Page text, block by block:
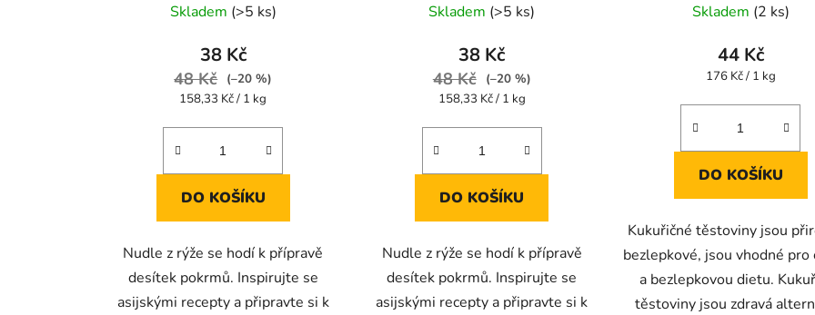
hodnocení
produktu
je
5,0
5
Skladem (>5 ks)
38 Kč
48 Kč (–20 %)
Měrná
158,33 Kč / 1 kg
DO KOŠÍKU
Nudle z rýže se hodí k přípravě
desítek pokrmů. Inspirujte se
asijskými recepty a připravte si k
hodnocení
produktu
je
5,0
5
Skladem (>5 ks)
38 Kč
48 Kč
(–20 %)
Měrná
158,33 Kč / 1 kg
DO KOŠÍKU
Nudle z rýže se hodí k přípravě
desítek pokrmů. Inspirujte se
asijskými recepty a připravte si k
Skladem (2 ks)
44 Kč
Měrná
176 Kč / 1 kg
DO KOŠÍKU
Kukuřičné těstoviny jsou
bezlepkové, jsou vhodné pro
a bezlepkovou dietu.
těstoviny jsou zdravá